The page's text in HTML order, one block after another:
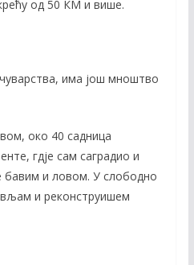
од 50 КМ и више.
има још мноштво
око 40 садница
гдје сам саградио и
бавим и ловом. У слободно
и реконструишем